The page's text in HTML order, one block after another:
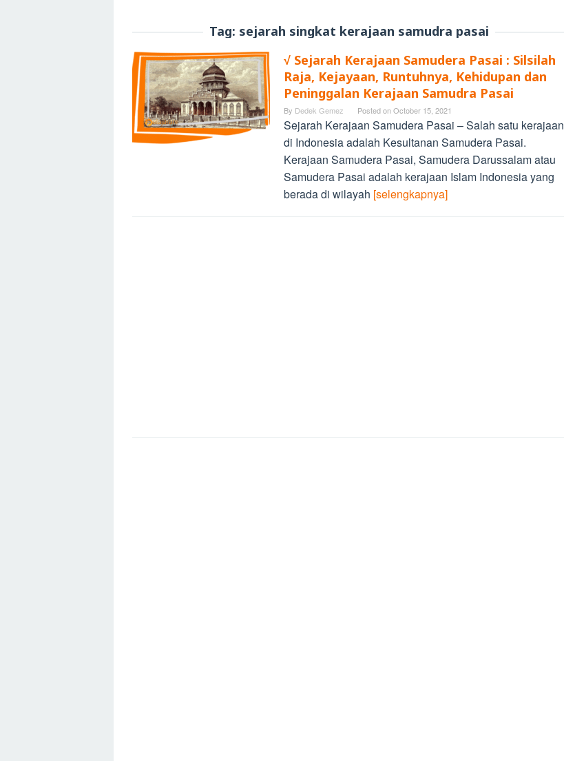
Tag: sejarah singkat kerajaan samudra pasai
√ Sejarah Kerajaan Samudera Pasai : Silsilah
Raja, Kejayaan, Runtuhnya, Kehidupan dan
Peninggalan Kerajaan Samudra Pasai
By Dedek Gemez Posted onOctober 15, 2021
Sejarah Kerajaan Samudera Pasai – Salah satu kerajaan
di Indonesia adalah Kesultanan Samudera Pasai.
Kerajaan Samudera Pasai, Samudera Darussalam atau
Samudera Pasai adalah kerajaan Islam Indonesia yang
berada di wilayah [selengkapnya]